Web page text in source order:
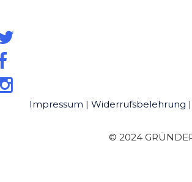
Impressum | Widerrufsbelehrung |
© 2024